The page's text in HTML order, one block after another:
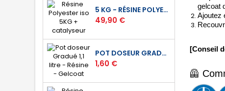
5 KG - RÉSINE POLYESTER ISO DE STRATIFICATION
Prix
49,90 €
POT DOSEUR GRADUÉ 1,1 LITRE - RÉSINE - GELCOAT
Prix
1,60 €
gelcoat
Ajoutez
[Conseil
🦺